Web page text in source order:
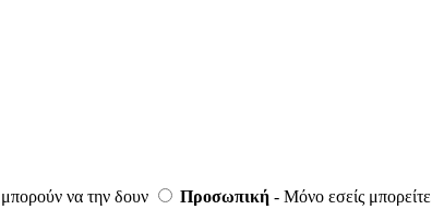
να την δουν Προσωπική - Μόνο εσείς μπορείτε